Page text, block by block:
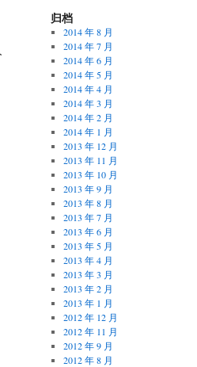
归档
2014 年 8 月
2014 年 7 月
2014 年 6 月
2014 年 5 月
2014 年 4 月
2014 年 3 月
2014 年 2 月
2014 年 1 月
2013 年 12 月
2013 年 11 月
2013 年 10 月
2013 年 9 月
2013 年 8 月
2013 年 7 月
2013 年 6 月
2013 年 5 月
2013 年 4 月
2013 年 3 月
2013 年 2 月
2013 年 1 月
2012 年 12 月
2012 年 11 月
2012 年 9 月
2012 年 8 月